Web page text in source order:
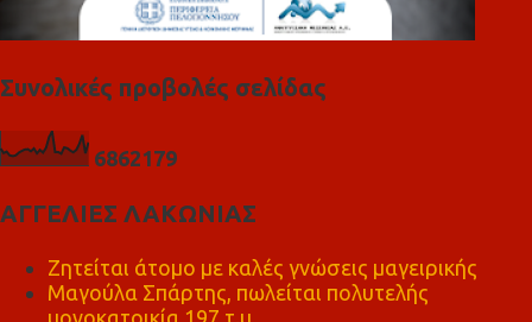
Συνολικές προβολές σελίδας
6862179
ΑΓΓΕΛΙΕΣ ΛΑΚΩΝΙΑΣ
Ζητείται άτομο με καλές γνώσεις μαγειρικής
Μαγούλα Σπάρτης, πωλείται πολυτελής
μονοκατοικία 197 τ.μ